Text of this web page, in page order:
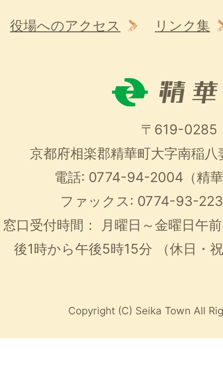
役場へのアクセス リンク集
〒619-0285
京都府相楽郡精華町大字南稲
電話: 0774-94-2004（精
ファックス: 0774-93-
窓口受付時間：
月曜日～金曜日午
後1時から午後5時15分
（休日・
Copyright (C) Seika Town All